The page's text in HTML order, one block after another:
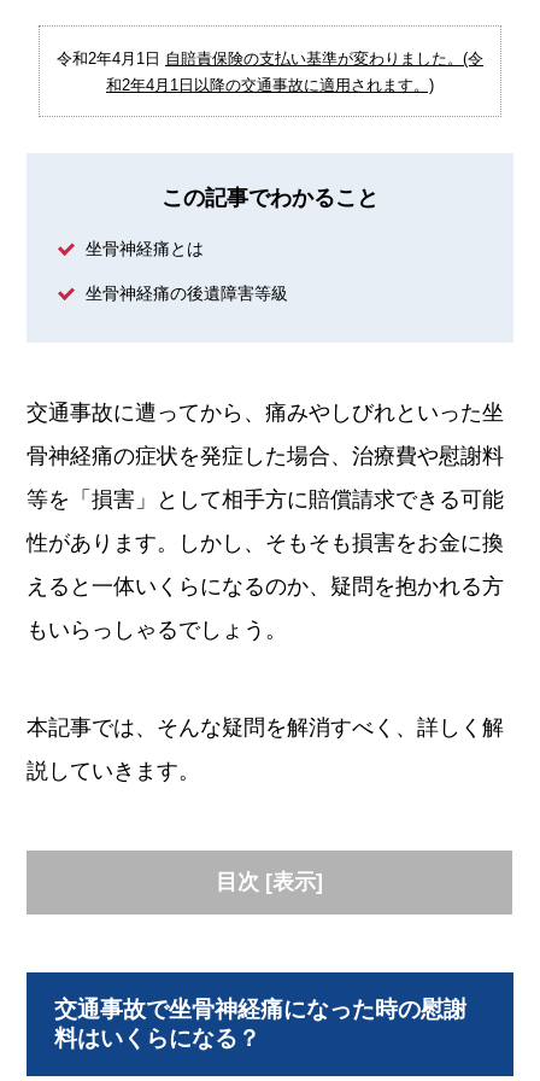
令和2年4月1日 自賠責保険の支払い基準が変わりました。(令
和2年4月1日以降の交通事故に適用されます。)
この記事でわかること
坐骨神経痛とは
坐骨神経痛の後遺障害等級
交通事故に遭ってから、痛みやしびれといった坐
骨神経痛の症状を発症した場合、治療費や慰謝料
等を「損害」として相手方に賠償請求できる可能
性があります。しかし、そもそも損害をお金に換
えると一体いくらになるのか、疑問を抱かれる方
もいらっしゃるでしょう。
本記事では、そんな疑問を解消すべく、詳しく解
説していきます。
目次 [表示]
交通事故で坐骨神経痛になった時の慰謝
料はいくらになる？